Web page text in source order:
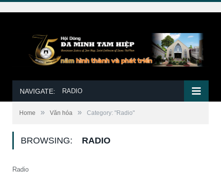
NAVIGATE: RADIO
Home » Văn hóa » Category: "Radio"
BROWSING: RADIO
Radio